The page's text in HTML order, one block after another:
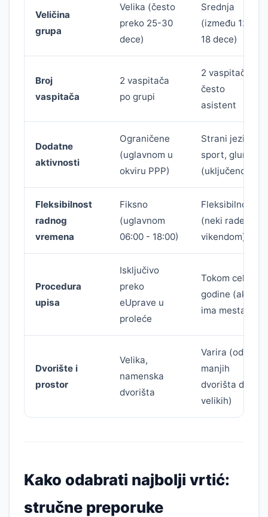
Veličina
grupa
Velika (često
preko 25-30
dece)
Srednja
(između 12 i
18 dece)
Broj
vaspitača
2 vaspitača
po grupi
2 vaspitača +
često
asistent
Dodatne
aktivnosti
Ograničene
(uglavnom u
okviru PPP)
Strani jezici,
sport, gluma
(uključeno)
Fleksibilnost
radnog
vremena
Fiksno
(uglavnom
06:00 - 18:00)
Fleksibilno
(neki rade i
vikendom)
Procedura
upisa
Isključivo
preko
eUprave u
proleće
Tokom cele
godine (ako
ima mesta)
Dvorište i
prostor
Velika,
namenska
dvorišta
Varira (od
manjih
dvorišta do
velikih)
Kako odabrati najbolji vrtić:
stručne preporuke